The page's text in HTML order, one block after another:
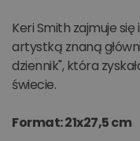
Keri Smith zajmuje
artystką znaną
dziennik", która
świecie.
Format: 21x27,5 cm